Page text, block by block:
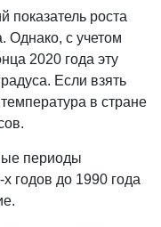
показатель роста
Однако, с учетом
2020 года эту
Если взять
в стране
периоды
годов до 1990 года